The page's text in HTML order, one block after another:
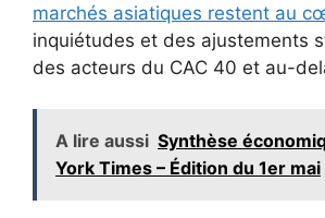
marchés asiatiques restent au
inquiétudes et des ajustements
des acteurs du CAC 40 et au-
A lire aussi Synthèse
York Times – Édition du 1er mai